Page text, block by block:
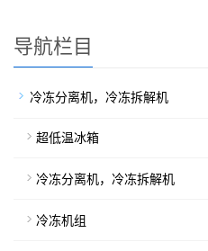
导航栏目
冷冻分离机，冷冻拆解机
超低温冰箱
冷冻分离机，冷冻拆解机
冷冻机组